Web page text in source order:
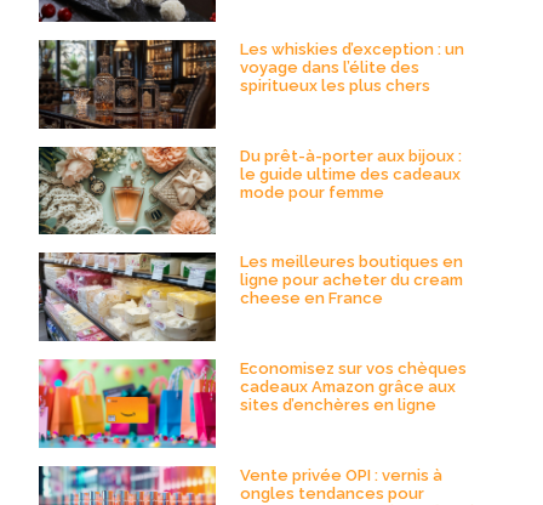
Les whiskies d’exception : un
voyage dans l’élite des
spiritueux les plus chers
Du prêt-à-porter aux bijoux :
le guide ultime des cadeaux
mode pour femme
Les meilleures boutiques en
ligne pour acheter du cream
cheese en France
Economisez sur vos chèques
cadeaux Amazon grâce aux
sites d’enchères en ligne
Vente privée OPI : vernis à
ongles tendances pour